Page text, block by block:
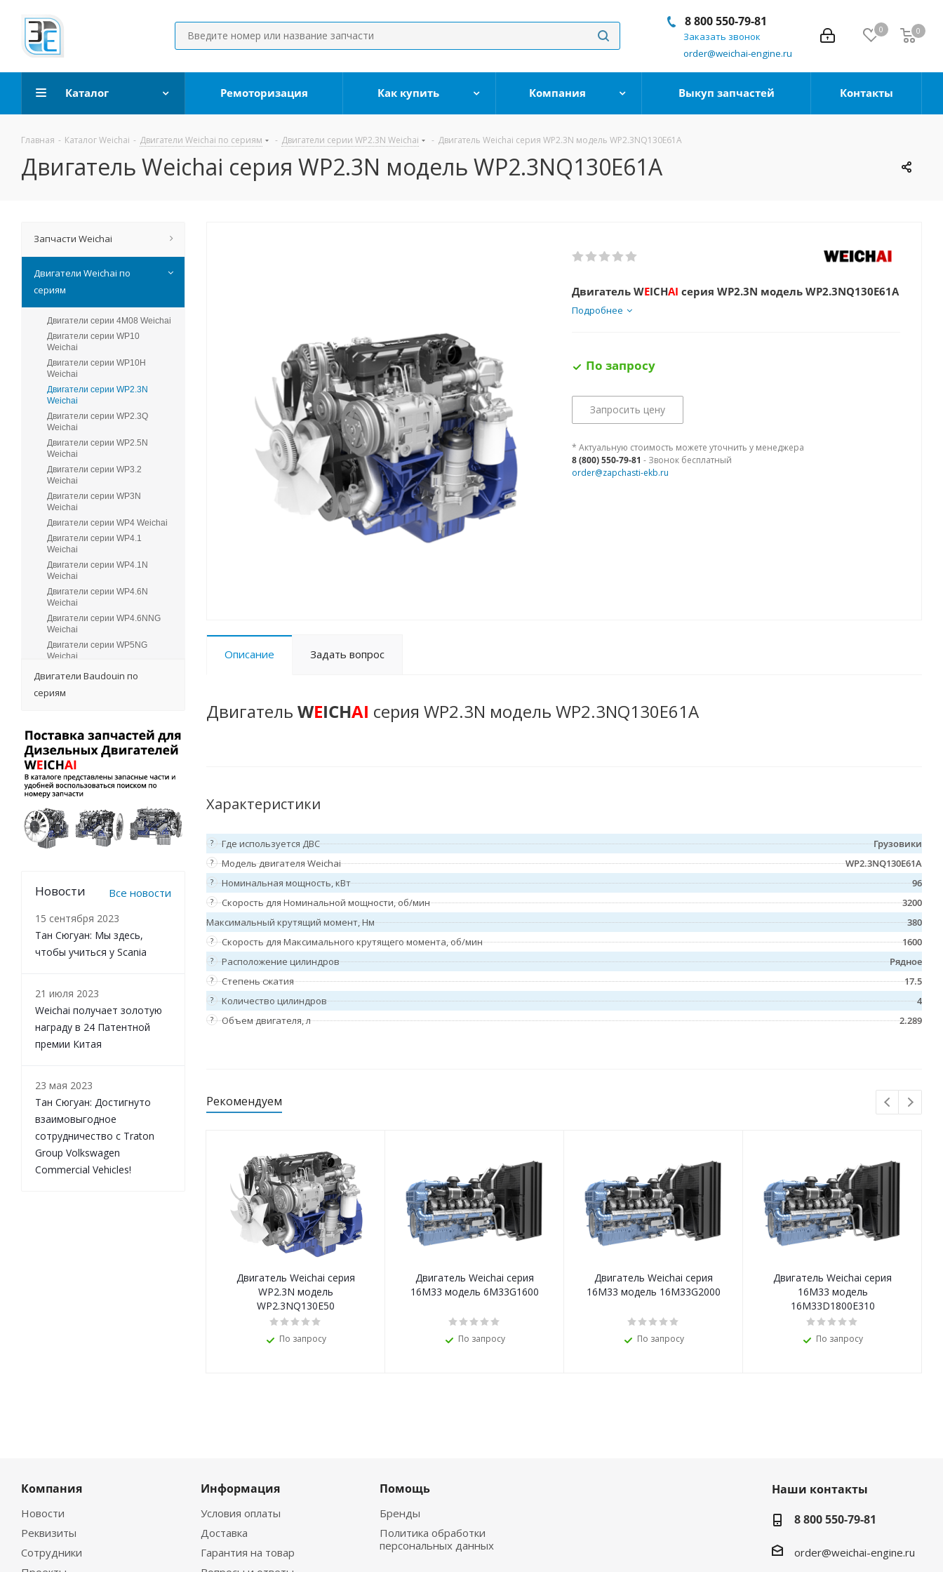
0 0
8 800 550-79-81
Заказать звонок
order@weichai-engine.ru
Каталог Ремоторизация Как купить Компания Выкуп запчастей Контакты
Главная - Каталог Weichai - Двигатели Weichai по сериям - Двигатели серии WP2.3N Weichai - Двигатель Weichai серия WP2.3N модель WP2.3NQ130E61A
Двигатель Weichai серия WP2.3N модель WP2.3NQ130E61A
Двигатель WEICHAI серия WP2.3N модель WP2.3NQ130E61A
Подробнее
По запросу
Запросить цену
* Актуальную стоимость можете уточнить у менеджера
8 (800) 550-79-81 - Звонок бесплатный
order@zapchasti-ekb.ru
Описание Задать вопрос
Двигатель WEICHAI серия WP2.3N модель WP2.3NQ130E61A
Характеристики
? Где используется ДВС Грузовики
? Модель двигателя Weichai WP2.3NQ130E61A
? Номинальная мощность, кВт 96
? Скорость для Номинальной мощности, об/мин
3200
Максимальный крутящий момент, Нм
380
? Скорость для Максимального крутящего момента, об/мин 1600
? Расположение цилиндров Рядное
? Степень сжатия 17.5
? Количество цилиндров 4
? Объем двигателя, л 2.289
Рекомендуем
Двигатель Weichai серия
WP2.3N модель
WP2.3NQ130E50
По запросу
Двигатель Weichai серия
16M33 модель 6M33G1600
По запросу
Двигатель Weichai серия
16M33 модель 16M33G2000
По запросу
Двигатель Weichai серия
16M33 модель
16M33D1800E310
По запросу
Запчасти Weichai
Двигатели Weichai по
сериям
Двигатели серии 4M08 Weichai
Двигатели серии WP10
Weichai
Двигатели серии WP10H
Weichai
Двигатели серии WP2.3N
Weichai
Двигатели серии WP2.3Q
Weichai
Двигатели серии WP2.5N
Weichai
Двигатели серии WP3.2
Weichai
Двигатели серии WP3N
Weichai
Двигатели серии WP4 Weichai
Двигатели серии WP4.1
Weichai
Двигатели серии WP4.1N
Weichai
Двигатели серии WP4.6N
Weichai
Двигатели серии WP4.6NNG
Weichai
Двигатели серии WP5NG
Weichai
Двигатели серии WP6 Weichai
Weichai
Weichai
Двигатели серии WP7NG
Weichai
Двигатели серии WP8 Weichai
Двигатели серии WP9H
Weichai
Двигатели серии 12M33
Weichai
Двигатели серии 16M55
Weichai
Weichai
Двигатели серии 16M33
Weichai
Двигатели серии 8M33 Weichai
Двигатели серии WP10.5HNG
Weichai
Двигатели серии WP10.5H
Weichai
Двигатели серии WP17
Weichai
Weichai
Двигатели серии WP12NG
Weichai
Двигатели серии WP12
Weichai
Двигатели серии WP11H
Двигатели Baudouin по
сериям
Новости Все новости
15 сентября 2023
Тан Сюгуан: Мы здесь,
чтобы учиться у Scania
21 июля 2023
Weichai получает золотую
награду в 24 Патентной
премии Китая
23 мая 2023
Тан Сюгуан: Достигнуто
взаимовыгодное
сотрудничество с Traton
Group Volkswagen
Commercial Vehicles!
Компания
Новости
Реквизиты
Сотрудники
Информация
Условия оплаты
Доставка
Гарантия на товар
Помощь
Бренды
Политика обработки
персональных данных
Наши контакты
8 800 550-79-81
order@weichai-engine.ru